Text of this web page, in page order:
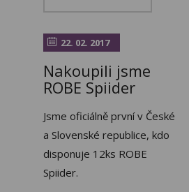
22. 02. 2017
Nakoupili jsme
ROBE Spiider
Jsme oficiálně první v České
a Slovenské republice, kdo
disponuje 12ks ROBE
Spiider.